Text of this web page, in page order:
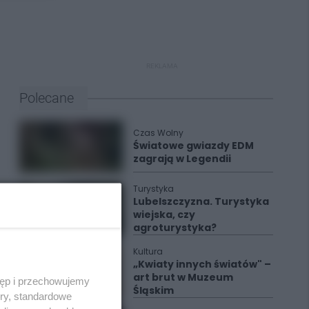
Polecane
Czas Wolny
Światowe gwiazdy EDM
zagrają w Legendii
Turystyka
Lubelszczyzna. Turystyka
wiejska, czy
agroturystyka?
Kultura
„Kwiaty innych światów" –
art brut w Muzeum
Śląskim
i przechowujemy
standardowe